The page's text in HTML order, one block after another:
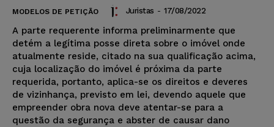
MODELOS DE PETIÇÃO Juristas - 17/08/2022
A parte requerente informa preliminarmente que
detém a legítima posse direta sobre o imóvel onde
atualmente reside, citado na sua qualificação acima,
cuja localização do imóvel é próxima da parte
requerida, portanto, aplica-se os direitos e deveres
de vizinhança, previsto em lei, devendo aquele que
empreender obra nova deve atentar-se para a
questão da segurança e abster de causar dano